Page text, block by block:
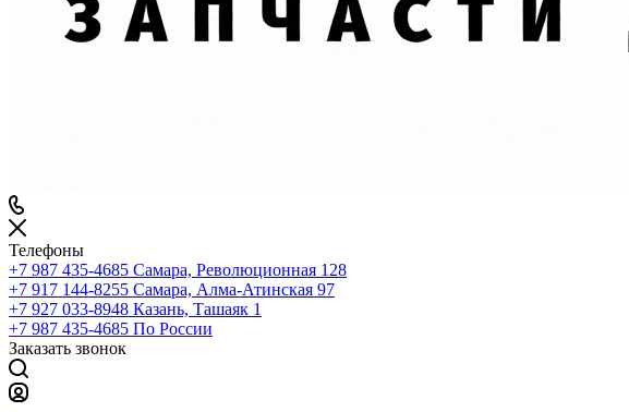
Телефоны
+7 987 435-4685 Самара, Революционная 128
+7 917 144-8255 Самара, Алма-Атинская 97
+7 927 033-8948 Казань, Ташаяк 1
+7 987 435-4685 По России
Заказать звонок